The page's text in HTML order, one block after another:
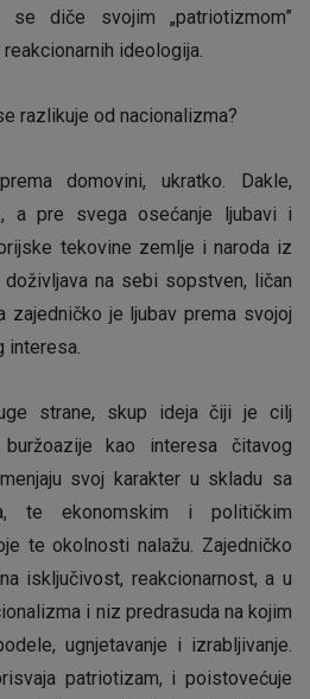
diče svojim „patriotizmom”
ideologija.
razlikuje od nacionalizma?
domovini, ukratko. Dakle,
a pre svega osećanje ljubavi i
tekovine zemlje i naroda iz
na sebi sopstven, ličan
je ljubav prema svojoj
interesa.
strane, skup ideja čiji je cilj
kao interesa čitavog
svoj karakter u skladu sa
te ekonomskim i političkim
te okolnosti nalažu. Zajedničko
isključivost, reakcionarnost, a u
i niz predrasuda na kojim
ugnjetavanje i izrabljivanje.
patriotizam, i poistovećuje